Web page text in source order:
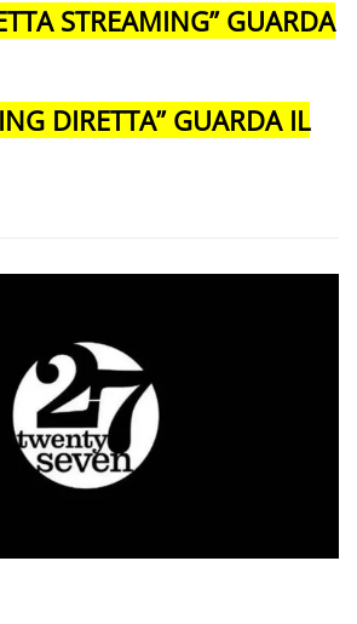
STREAMING” GUARDA
DIRETTA” GUARDA IL